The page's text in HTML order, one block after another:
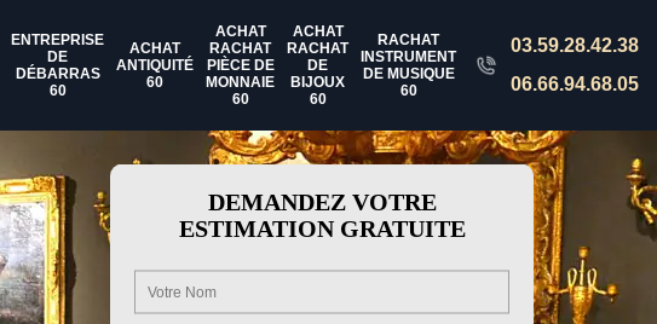
ENTREPRISE
DE
DÉBARRAS
60
ACHAT
ANTIQUITÉ
60
ACHAT
RACHAT
PIÈCE DE
MONNAIE
60
ACHAT
RACHAT
DE
BIJOUX
60
RACHAT
INSTRUMENT
DE MUSIQUE
60
03.59.28.42.38
06.66.94.68.05
DEMANDEZ VOTRE
ESTIMATION GRATUITE